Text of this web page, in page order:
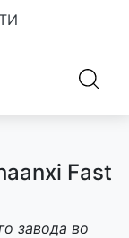
Fast Gear
Fast
завода во